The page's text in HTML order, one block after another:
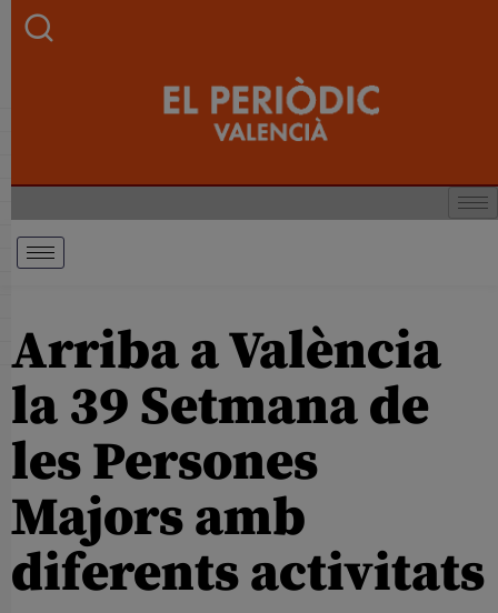
Arriba a València
la 39 Setmana de
les Persones
Majors amb
diferents activitats